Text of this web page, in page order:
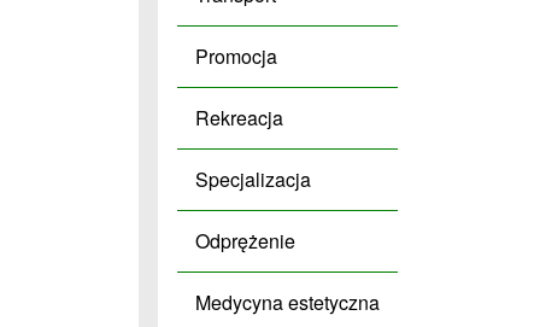
Promocja
Rekreacja
Specjalizacja
Odprężenie
Medycyna estetyczna